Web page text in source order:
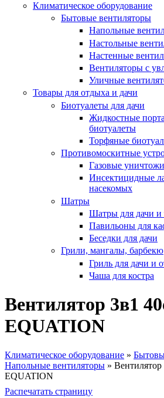
Климатическое оборудование
Бытовые вентиляторы
Напольные
Настольные
Настенные
Вентиляторы с
Уличные
Товары для отдыха и дачи
Биотуалеты для дачи
Жидкостные
биотуалеты
Торфяные
Противомоскитные
Газовые
Инсектицидные
насекомых
Шатры
Шатры для дачи и
Павильоны для
Беседки для дачи
Грили, мангалы, барбекю
Гриль для дачи и
Чаша для костра
Вентилятор 3в1
EQUATION
Вы здесь
Климатическое оборудование »
Напольные вентиляторы »
EQUATION
Распечатать страницу